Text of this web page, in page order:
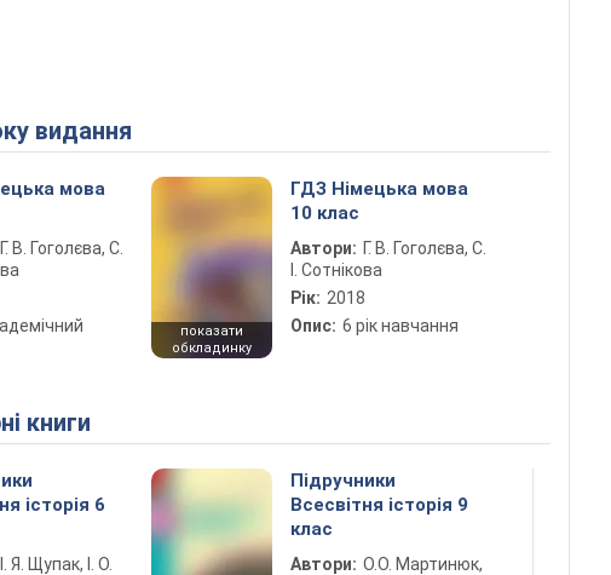
видання
мова
Г. В. Гоголєва, С.
показати
обкладинку
ГДЗ Німецька мова
10 клас
Автори: Г. В. Гоголєва, С.
І. Сотнікова
Рік: 2018
Опис: 6 рік навчання
книги
історія 6
І. Я. Щупак, І. О.
Підручники
Всесвітня історія 9
клас
Автори: О.О. Мартинюк,